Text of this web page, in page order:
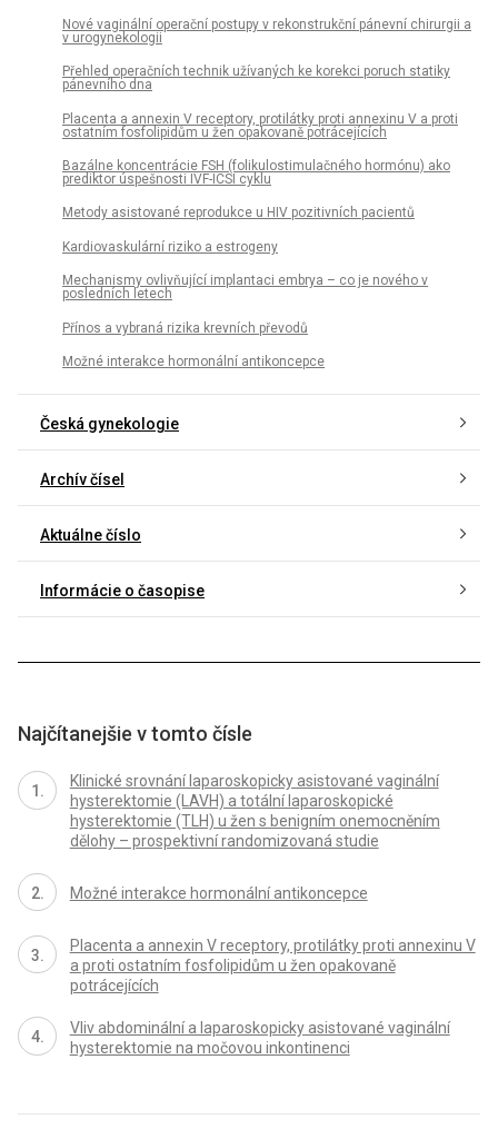
Nové vaginální operační postupy v rekonstrukční pánevní chirurgii a
v urogynekologii
Přehled operačních technik užívaných ke korekci poruch statiky
pánevního dna
Placenta a annexin V receptory, protilátky proti annexinu V a proti
ostatním fosfolipidům u žen opakovaně potrácejících
Bazálne koncentrácie FSH (folikulostimulačného hormónu) ako
prediktor úspešnosti IVF-ICSI cyklu
Metody asistované reprodukce u HIV pozitivních pacientů
Kardiovaskulární riziko a estrogeny
Mechanismy ovlivňující implantaci embrya – co je nového v
posledních letech
Přínos a vybraná rizika krevních převodů
Možné interakce hormonální antikoncepce
Česká gynekologie
Archív čísel
Aktuálne číslo
Informácie o časopise
Najčítanejšie v tomto čísle
Klinické srovnání laparoskopicky asistované vaginální
hysterektomie (LAVH) a totální laparoskopické
hysterektomie (TLH) u žen s benigním onemocněním
dělohy – prospektivní randomizovaná studie
Možné interakce hormonální antikoncepce
Placenta a annexin V receptory, protilátky proti annexinu V
a proti ostatním fosfolipidům u žen opakovaně
potrácejících
Vliv abdominální a laparoskopicky asistované vaginální
hysterektomie na močovou inkontinenci